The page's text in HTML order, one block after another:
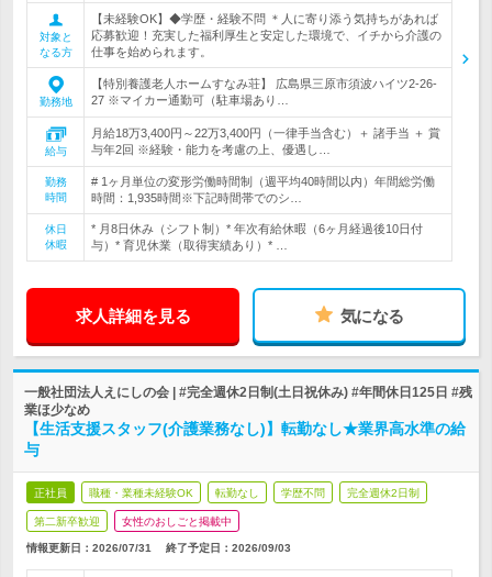
対象と
なる方
【未経験OK】◆学歴・経験不問 ＊人に寄り添う気持ちがあれば
応募歓迎！充実した福利厚生と安定した環境で、イチから介護の
仕事を始められます。
勤務地
【特別養護老人ホームすなみ荘】 広島県三原市須波ハイツ2-26-
27 ※マイカー通勤可（駐車場あり…
給与
月給18万3,400円～22万3,400円（一律手当含む）＋ 諸手当 ＋ 賞
与年2回 ※経験・能力を考慮の上、優遇し…
勤務
時間
# 1ヶ月単位の変形労働時間制（週平均40時間以内）年間総労働
時間：1,935時間※下記時間帯でのシ…
休日
休暇
* 月8日休み（シフト制）* 年次有給休暇（6ヶ月経過後10日付
与）* 育児休業（取得実績あり）* …
求人詳細を見る 気になる
一般社団法人えにしの会 | #完全週休2日制(土日祝休み) #年間休日125日 #残
業ほ少なめ
【生活支援スタッフ(介護業務なし)】転勤なし★業界高水準の給
与
正社員 職種・業種未経験OK 転勤なし 学歴不問 完全週休2日制
第二新卒歓迎 女性のおしごと掲載中
情報更新日：2026/07/31 終了予定日： 2026/09/03